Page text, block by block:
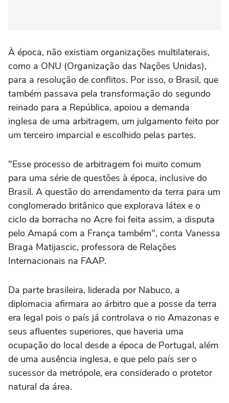
À época, não existiam organizações multilaterais,
como a ONU (Organização das Nações Unidas),
para a resolução de conflitos. Por isso, o Brasil, que
também passava pela transformação do segundo
reinado para a República, apoiou a demanda
inglesa de uma arbitragem, um julgamento feito por
um terceiro imparcial e escolhido pelas partes.
"Esse processo de arbitragem foi muito comum
para uma série de questões à época, inclusive do
Brasil. A questão do arrendamento da terra para um
conglomerado britânico que explorava látex e o
ciclo da borracha no Acre foi feita assim, a disputa
pelo Amapá com a França também", conta Vanessa
Braga Matijascic, professora de Relações
Internacionais na FAAP.
Da parte brasileira, liderada por Nabuco, a
diplomacia afirmara ao árbitro que a posse da terra
era legal pois o país já controlava o rio Amazonas e
seus afluentes superiores, que haveria uma
ocupação do local desde a época de Portugal, além
de uma ausência inglesa, e que pelo país ser o
sucessor da metrópole, era considerado o protetor
natural da área.